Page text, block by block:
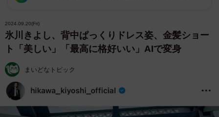
2024.09.20(Fri)
氷川きよし、背中ぱっくりドレス姿、金髪ショー
ト「美しい」「最高に格好いい」AIで変身
まいどなトピック